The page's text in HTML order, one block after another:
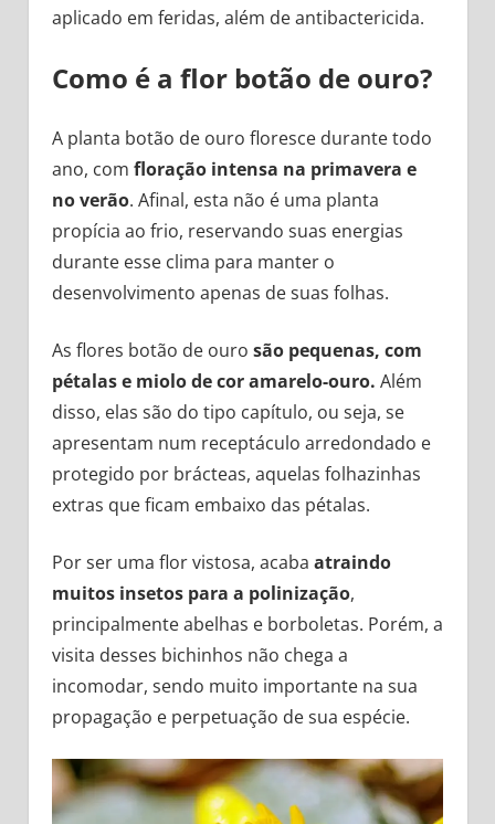
aplicado em feridas, além de antibactericida.
Como é a flor botão de ouro?
A planta botão de ouro floresce durante todo
ano, com floração intensa na primavera e
no verão. Afinal, esta não é uma planta
propícia ao frio, reservando suas energias
durante esse clima para manter o
desenvolvimento apenas de suas folhas.
As flores botão de ouro são pequenas, com
pétalas e miolo de cor amarelo-ouro. Além
disso, elas são do tipo capítulo, ou seja, se
apresentam num receptáculo arredondado e
protegido por brácteas, aquelas folhazinhas
extras que ficam embaixo das pétalas.
Por ser uma flor vistosa, acaba atraindo
muitos insetos para a polinização,
principalmente abelhas e borboletas. Porém, a
visita desses bichinhos não chega a
incomodar, sendo muito importante na sua
propagação e perpetuação de sua espécie.